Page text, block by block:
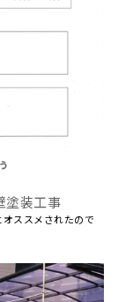
塗装工事
ススメされたので